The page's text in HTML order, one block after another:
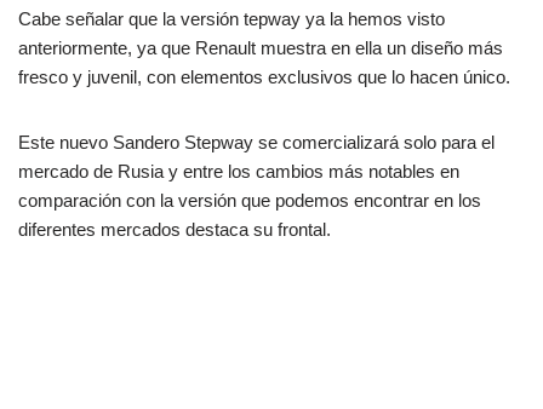
Cabe señalar que la versión tepway ya la hemos visto
anteriormente, ya que Renault muestra en ella un diseño más
fresco y juvenil, con elementos exclusivos que lo hacen único.
Este nuevo Sandero Stepway se comercializará solo para el
mercado de Rusia y entre los cambios más notables en
comparación con la versión que podemos encontrar en los
diferentes mercados destaca su frontal.